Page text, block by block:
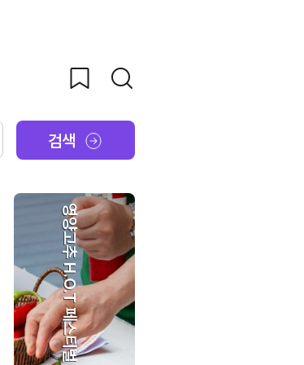
검색
영양고추 H.O.T 페스티벌